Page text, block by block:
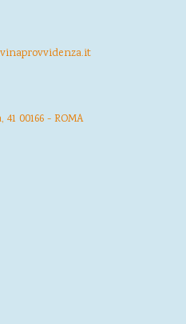
00166 - ROMA